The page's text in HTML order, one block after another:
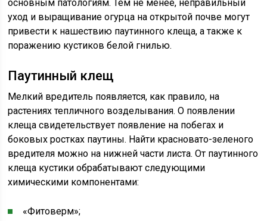
основным патологиям. Тем не менее, неправильный
уход и выращивание огурца на открытой почве могут
привести к нашествию паутинного клеща, а также к
поражению кустиков белой гнилью.
Паутинный клещ
Мелкий вредитель появляется, как правило, на
растениях тепличного возделывания. О появлении
клеща свидетельствует появление на побегах и
боковых ростках паутины. Найти красновато-зеленого
вредителя можно на нижней части листа. От паутинного
клеща кустики обрабатывают следующими
химическими компонентами:
«Фитоверм»;